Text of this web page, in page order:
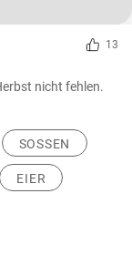
13
nicht fehlen.
SOSSEN
EIER